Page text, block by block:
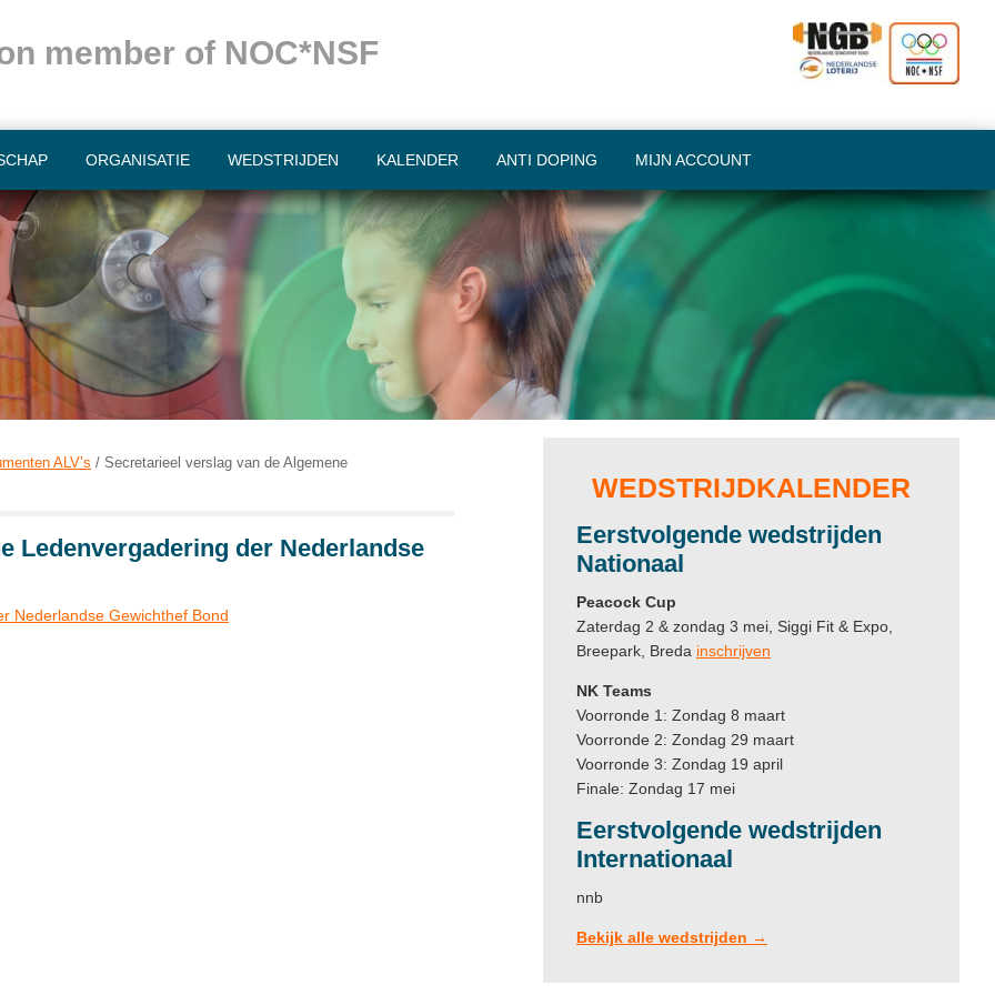
member of NOC*NSF
ORGANISATIE WEDSTRIJDEN KALENDER ANTI DOPING MIJN ACCOUNT
ALV’s / Secretarieel verslag van de Algemene
Ledenvergadering der Nederlandse
Nederlandse Gewichthef Bond
SidebarWEDSTRIJDKALENDER
Eerstvolgende wedstrijden
Nationaal
Peacock Cup
Zaterdag 2 & zondag 3 mei, Siggi Fit & Expo,
Breepark, Breda inschrijven
NK Teams
Voorronde 1: Zondag 8 maart
Voorronde 2: Zondag 29 maart
Voorronde 3: Zondag 19 april
Finale: Zondag 17 mei
Eerstvolgende wedstrijden
Internationaal
nnb
Bekijk alle wedstrijden →